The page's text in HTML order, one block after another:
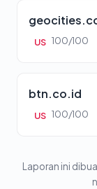
US 100/100
btn.co.id
US 100/100
Laporan ini